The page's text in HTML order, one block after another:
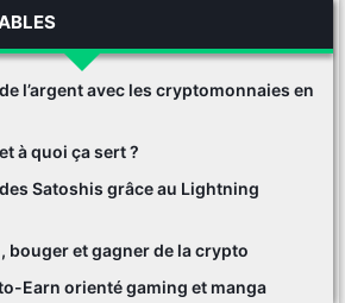
l’argent avec les cryptomonnaies en
à quoi ça sert ?
Satoshis grâce au Lightning
bouger et gagner de la crypto
Earn orienté gaming et manga